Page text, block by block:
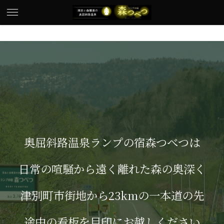
奥屈斜路温泉ランプの宿森つべつは
日常の喧騒から遠く離れた森の奥深く
津別町市街地から23kmの一本道の先